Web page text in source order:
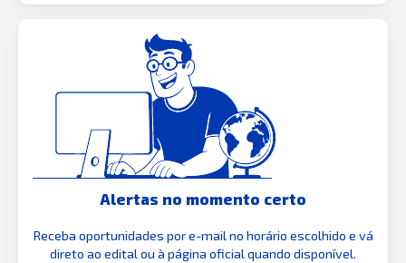
Alertas no momento certo
Receba oportunidades por e-mail no horário escolhido e vá
direto ao edital ou à página oficial quando disponível.